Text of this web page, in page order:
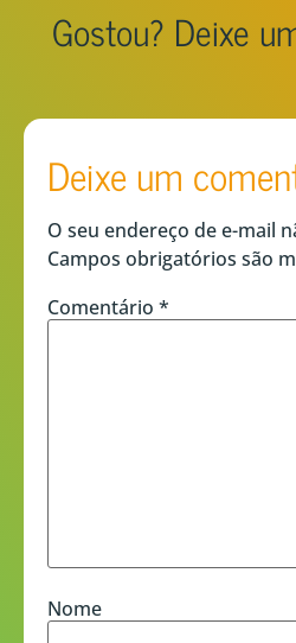
Gostou? Deixe
Deixe um
O seu endereço de e-mail
Campos obrigatórios são
Comentário *
Nome